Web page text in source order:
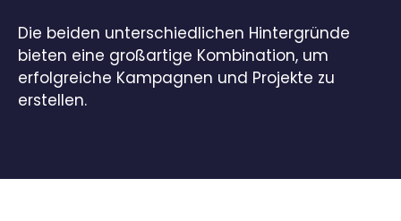
Die beiden unterschiedlichen Hintergründe
bieten eine großartige Kombination, um
erfolgreiche Kampagnen und Projekte zu
erstellen.